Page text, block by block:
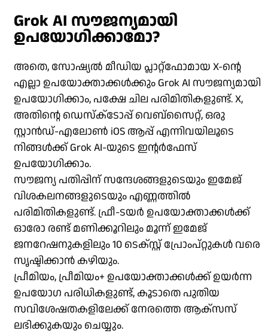
Grok AI സൗജന്യമായി
ഉപയോഗിക്കാമോ?
അതെ, സോഷ്യൽ മീഡിയ പ്ലാറ്റ്‌ഫോമായ X-ന്റെ
എല്ലാ ഉപയോക്താക്കൾക്കും Grok AI സൗജന്യമായി
ഉപയോഗിക്കാം, പക്ഷേ ചില പരിമിതികളുണ്ട്. X,
അതിന്റെ ഡെസ്‌ക്‌ടോപ്പ് വെബ്‌സൈറ്റ്, ഒരു
സ്റ്റാൻഡ്-എലോൺ iOS ആപ്പ് എന്നിവയിലൂടെ
നിങ്ങൾക്ക് Grok AI-യുടെ ഇന്റർഫേസ്
ഉപയോഗിക്കാം.
സൗജന്യ പതിപ്പിന് സന്ദേശങ്ങളുടെയും ഇമേജ്
വിശകലനങ്ങളുടെയും എണ്ണത്തിൽ
പരിമിതികളുണ്ട്. ഫ്രീ-ടയർ ഉപയോക്താക്കൾക്ക്
ഓരോ രണ്ട് മണിക്കൂറിലും മൂന്ന് ഇമേജ്
ജനറേഷനുകളിലും 10 ടെക്സ്റ്റ് പ്രോംപ്റ്റുകൾ വരെ
സൃഷ്ടിക്കാൻ കഴിയും.
പ്രീമിയം, പ്രീമിയം+ ഉപയോക്താക്കൾക്ക് ഉയർന്ന
ഉപയോഗ പരിധികളുണ്ട്, കൂടാതെ പുതിയ
സവിശേഷതകളിലേക്ക് നേരത്തെ ആക്‌സസ്
ലഭിക്കുകയും ചെയ്യും.